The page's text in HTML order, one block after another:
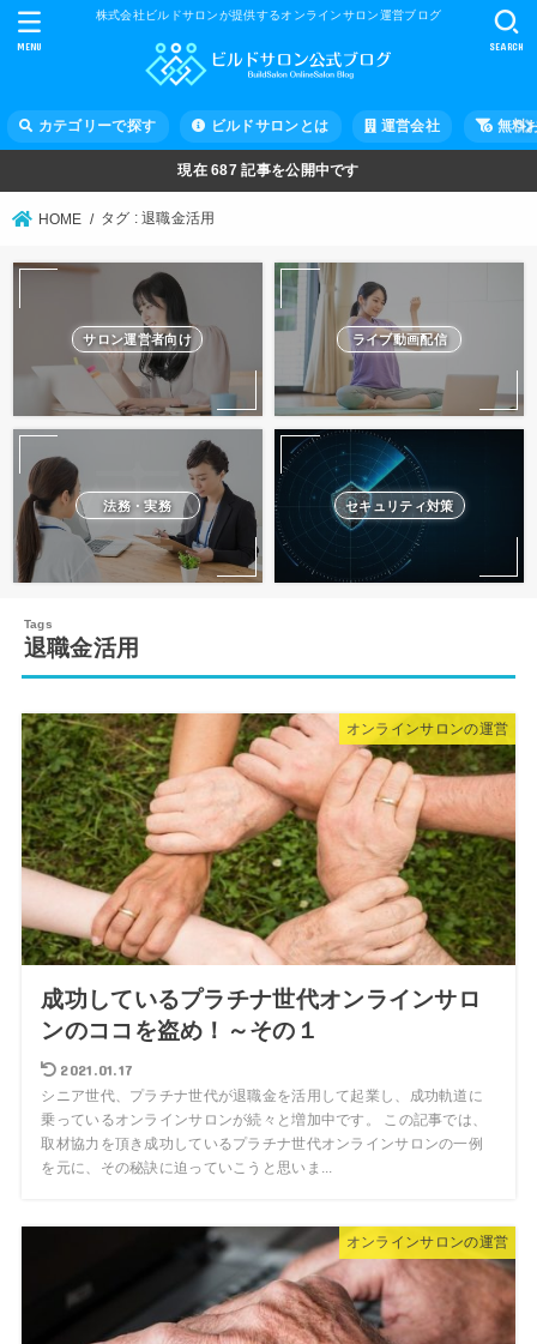
株式会社ビルドサロンが提供するオンラインサロン運営ブログ
カテゴリーで探す ビルドサロンとは 運営会社 無料
SEARCH
MENU
現在687 記事を公開中です
HOME タグ : 退職金活用
サロン運営者向け ライブ動画配信
法務・実務 セキュリティ対策
退職金活用
オンラインサロンの運営
成功しているプラチナ世代オンラインサロ
ンのココを盗め！～その１
2021.01.17
シニア世代、プラチナ世代が退職金を活用して起業し、成功軌道に
乗っているオンラインサロンが続々と増加中です。 この記事では、
取材協力を頂き成功しているプラチナ世代オンラインサロンの一例
を元に、その秘訣に迫っていこうと思いま...
オンラインサロンの運営